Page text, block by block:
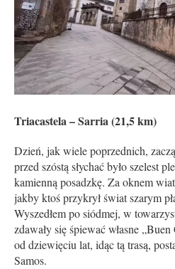
Triacastela – Sarria (21,5 km)
Dzień, jak wiele poprzednich,
przed szóstą słychać było szelest
kamienną posadzkę. Za oknem
jakby ktoś przykrył świat szarym
Wyszedłem po siódmej, w
zdawały się śpiewać własne
od dziewięciu lat, idąc tą trasą,
Samos.